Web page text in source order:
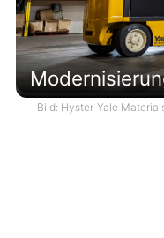
Bild: Hyster-Yale